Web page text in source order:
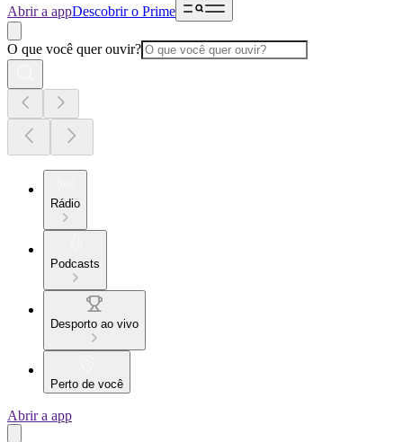
Abrir a appDescobrir o Prime
O que você quer ouvir?
Rádio
Podcasts
Desporto ao vivo
Perto de você
Abrir a app